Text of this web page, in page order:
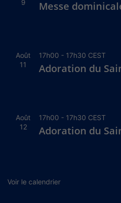
9
Messe
Août
11
17h00 - 17h30 CEST
Adoration du
Août
12
17h00 - 17h30 CEST
Adoration du
Voir le calendrier